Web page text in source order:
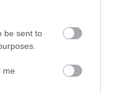
be sent to
me
AIRPORT EMIRATES
KÍNA LÉGIKÖZLEKEDÉS